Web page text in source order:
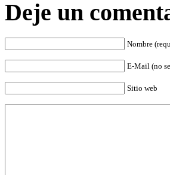
Deje un
Nombre
E-Mail (no
Sitio web